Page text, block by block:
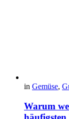
in Gemüse,
Warum